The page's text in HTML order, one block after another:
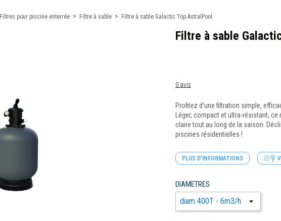
Filtres pour piscine enterrée Filtre à sable Filtre à sable Galactic Top AstralPool
Filtre à sable
0 avis
Profitez d’une filtration simple,
Léger, compact et ultra-résistant,
claire tout au long de la saison.
piscines résidentielles !
PLUS D'INFORMATIONS
DIAMETRES